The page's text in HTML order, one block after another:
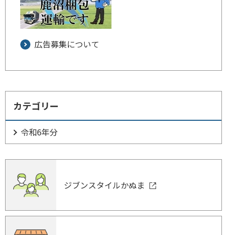
広告募集について
カテゴリー
令和6年分
ジブンスタイルかぬま